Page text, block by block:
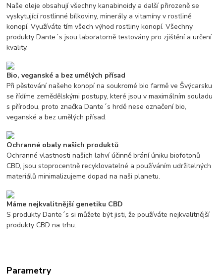
Naše oleje obsahují všechny kanabinoidy a další přirozeně se
vyskytující rostlinné bílkoviny, minerály a vitamíny v rostlině
konopí. Využíváte tím všech výhod rostliny konopí. Všechny
produkty Dante´s jsou laboratorně testovány pro zjištění a určení
kvality.
Bio, veganské a bez umělých přísad
Při pěstování našeho konopí na soukromé bio farmě ve Švýcarsku
se řídíme zemědělskými postupy, které jsou v maximálním souladu
s přírodou, proto značka Dante´s hrdě nese označení bio,
veganské a bez umělých přísad.
Ochranné obaly našich produktů
Ochranné vlastnosti našich lahví účinně brání úniku biofotonů
CBD, jsou stoprocentně recyklovatelné a používáním udržitelných
materiálů minimalizujeme dopad na naši planetu.
Máme nejkvalitnější genetiku CBD
S produkty Dante´s si můžete být jisti, že používáte nejkvalitnější
produkty CBD na trhu.
Parametry